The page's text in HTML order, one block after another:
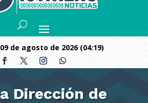
de agosto de 2026 (04:19)
Dirección de